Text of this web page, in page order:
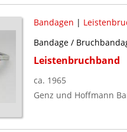
Bandagen |
Bandage /
Leistenbruchband
ca. 1965
Genz und Hoffmann